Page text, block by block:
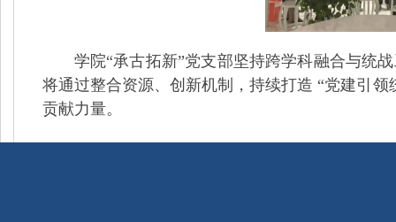
学院“承古拓新”党支部坚持跨学科融合与统战
将通过整合资源、创新机制，持续打造 “党建引
贡献力量。